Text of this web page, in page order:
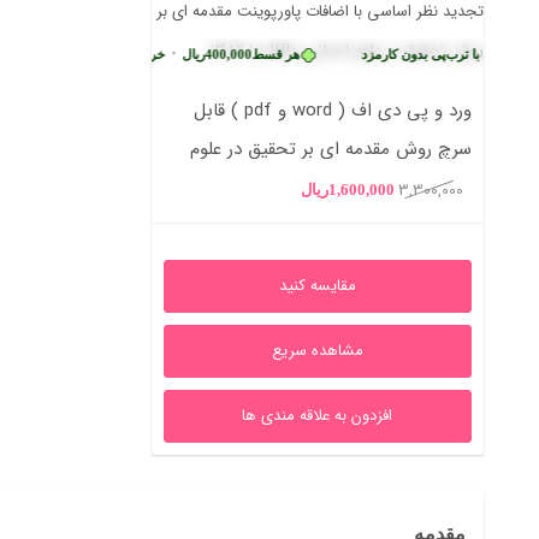
هر قسط400,000ریال • خرید قسطی با ترب‌پی بدون قسطی با ترب‌پی بدون کارمزد
ورد و پی دی اف ( word و pdf ) قابل
سرچ روش مقدمه ای بر تحقیق در علوم
انسانی محمدرضا حافظ نیا
3,300,000 قیمت
3,300,000ریال
1,600,000ریال
1,600,000ریال
مقایسه کنید
مشاهده سریع
افزدون به علاقه مندی ها
مقدمه